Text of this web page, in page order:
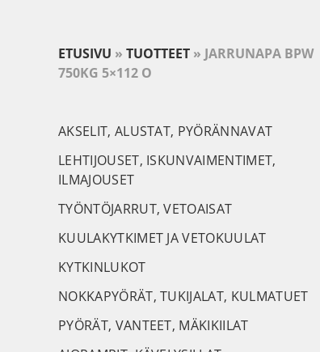
ETUSIVU » TUOTTEET » JARRUNAPA BPW
750KG 5×112 O
AKSELIT, ALUSTAT, PYÖRÄNNAVAT
LEHTIJOUSET, ISKUNVAIMENTIMET,
ILMAJOUSET
TYÖNTÖJARRUT, VETOAISAT
KUULAKYTKIMET JA VETOKUULAT
KYTKINLUKOT
NOKKAPYÖRÄT, TUKIJALAT, KULMATUET
PYÖRÄT, VANTEET, MÄKIKIILAT